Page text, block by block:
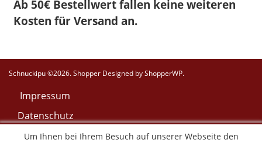
Ab 50€ Bestellwert fallen keine weiteren
Kosten für Versand an.
Schnuckipu ©2026.ShopperDesigned byShopperWP.
Impressum
Datenschutz
AGB
Um Ihnen bei Ihrem Besuch auf unserer Webseite den